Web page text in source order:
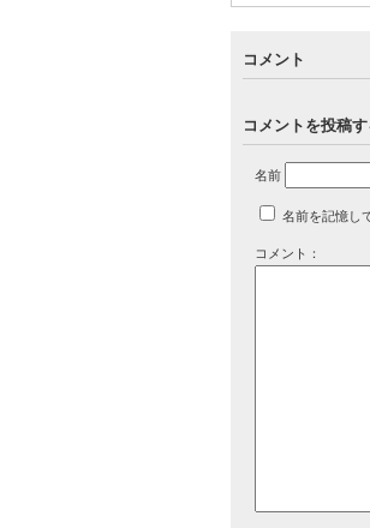
コメント
コメントを投稿す
名前
名前を記憶し
コメント：